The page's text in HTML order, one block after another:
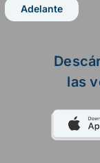
las
Adelante